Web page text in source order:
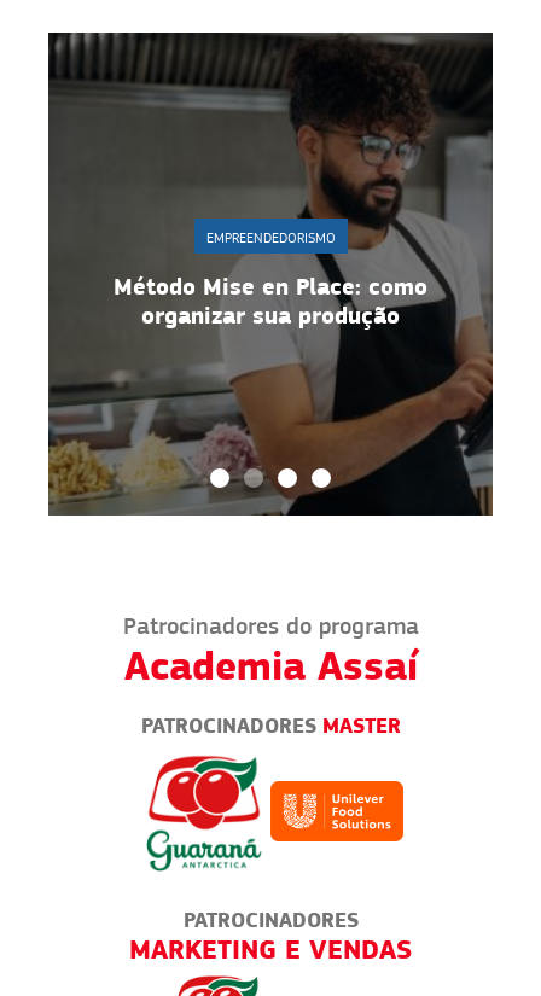
en Place: como
sua produção
Gestão de equipe:
para manter
Patrocinadores do programa
Academia Assaí
PATROCINADORES MASTER
PATROCINADORES
MARKETING E VENDAS